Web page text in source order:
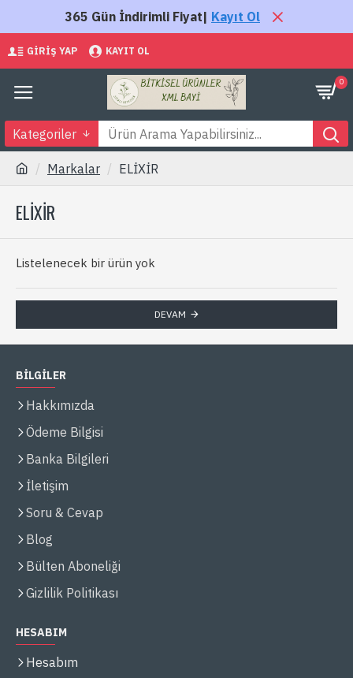
365 Gün İndirimli Fiyat| Kayıt Ol
GIRIŞ YAP KAYIT OL
0
Kategoriler
Markalar ELİXİR
ELİXİR
Listelenecek bir ürün yok
DEVAM
BİLGİLER
Hakkımızda
Ödeme Bilgisi
Banka Bilgileri
İletişim
Soru & Cevap
Blog
Bülten Aboneliği
Gizlilik Politikası
HESABIM
Hesabım